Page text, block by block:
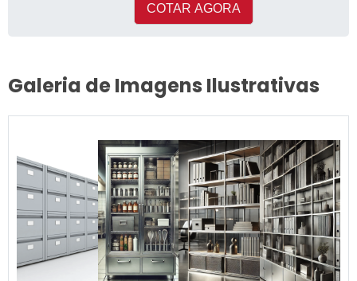
COTAR AGORA
Galeria de Imagens Ilustrativas